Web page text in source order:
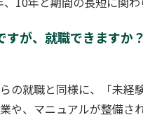
すが、就職できますか
の就職と同様に、「未経
や、マニュアルが整備